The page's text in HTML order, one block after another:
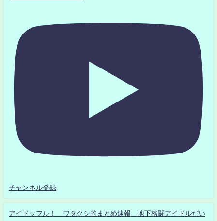
チャンネル登録
アイドッフル！ ワタクシ的まとめ速報 地下格闘アイドルだい